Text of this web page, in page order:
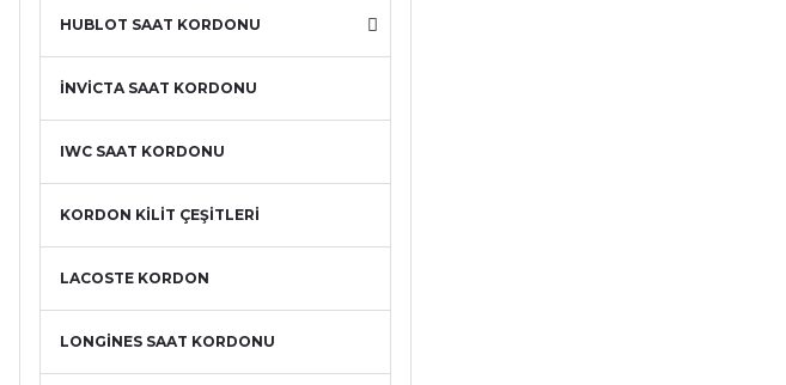
HUBLOT SAAT KORDONU
İNVİCTA SAAT KORDONU
IWC SAAT KORDONU
KORDON KİLİT ÇEŞİTLERİ
LACOSTE KORDON
LONGİNES SAAT KORDONU